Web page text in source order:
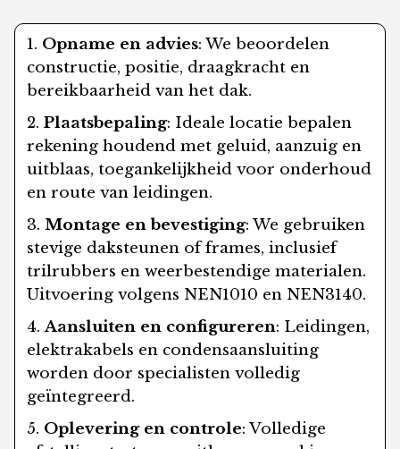
Opname en advies: We beoordelen
constructie, positie, draagkracht en
bereikbaarheid van het dak.
Plaatsbepaling: Ideale locatie bepalen
rekening houdend met geluid, aanzuig en
uitblaas, toegankelijkheid voor onderhoud
en route van leidingen.
Montage en bevestiging: We gebruiken
stevige daksteunen of frames, inclusief
trilrubbers en weerbestendige materialen.
Uitvoering volgens NEN1010 en NEN3140.
Aansluiten en configureren: Leidingen,
elektrakabels en condensaansluiting
worden door specialisten volledig
geïntegreerd.
Oplevering en controle: Volledige